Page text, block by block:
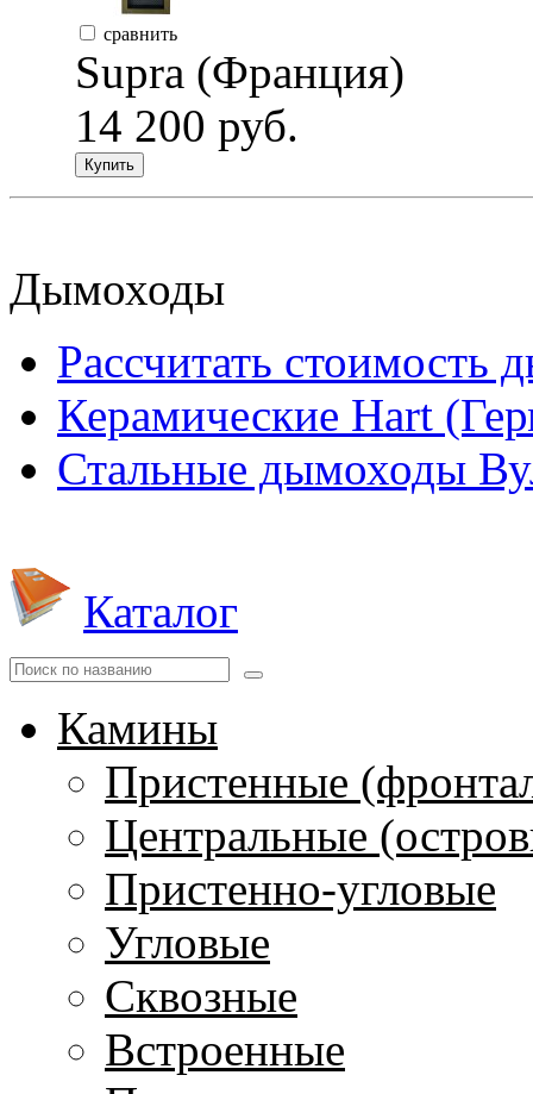
сравнить
Supra (Франция)
14 200 руб.
Купить
Дымоходы
Рассчитать стоимость
Керамические Hart
Стальные дымоходы
Каталог
Камины
Пристенные
Центральные
Пристенно-угловые
Угловые
Сквозные
Встроенные